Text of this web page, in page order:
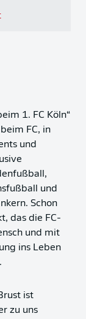
1. FC Köln“
FC, in
und
und
Schon
das die FC-
und mit
ins Leben
ist
zu uns